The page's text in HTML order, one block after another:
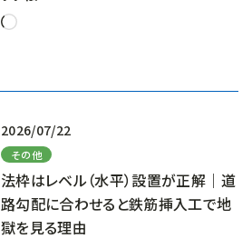
読
2026/07/22
その他
法枠はレベル（水平）設置が正解｜道
路勾配に合わせると鉄筋挿入工で地
獄を見る理由